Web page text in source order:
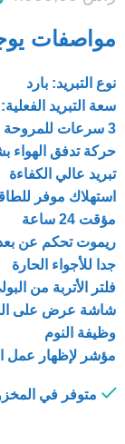
مواصفات
نوع التبريد: بارد
سعة التبريد الفعلية: 22100 وحدة
3 سرعات للمروحة الداخلية
حركة تدفق الهواء
تبريد عالي الكفاءة
استهلاك موفر
مؤقت 24 ساعة
ريموت تحكم عن
جدا للأجواء الحارة
فلتر الأتربة من
شاشة عرض على
وظيفة النوم
مؤشر لإظهار عمل
متوفر في